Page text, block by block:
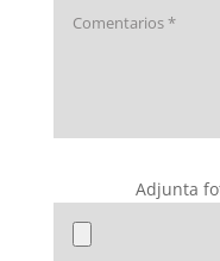
Adjunta